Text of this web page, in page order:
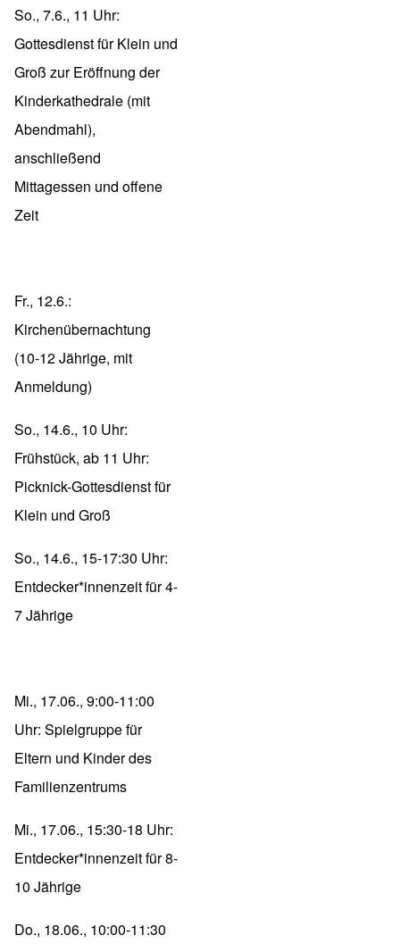
So., 7.6., 11 Uhr:
Gottesdienst für Klein und
Groß zur Eröffnung der
Kinderkathedrale (mit
Abendmahl),
anschließend
Mittagessen und offene
Zeit
Fr., 12.6.:
Kirchenübernachtung
(10-12 Jährige, mit
Anmeldung)
So., 14.6., 10 Uhr:
Frühstück, ab 11 Uhr:
Picknick-Gottesdienst für
Klein und Groß
So., 14.6., 15-17:30 Uhr:
Entdecker*innenzeit für 4-
7 Jährige
Mi., 17.06., 9:00-11:00
Uhr: Spielgruppe für
Eltern und Kinder des
Familienzentrums
Mi., 17.06., 15:30-18 Uhr:
Entdecker*innenzeit für 8-
10 Jährige
Do., 18.06., 10:00-11:30